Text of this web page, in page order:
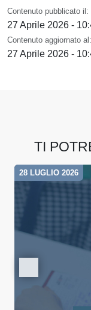
Contenuto pubblicato il:
27 Aprile 2026 -
Contenuto aggiornato al:
27 Aprile 2026 -
TI
28 LUGLIO 2026